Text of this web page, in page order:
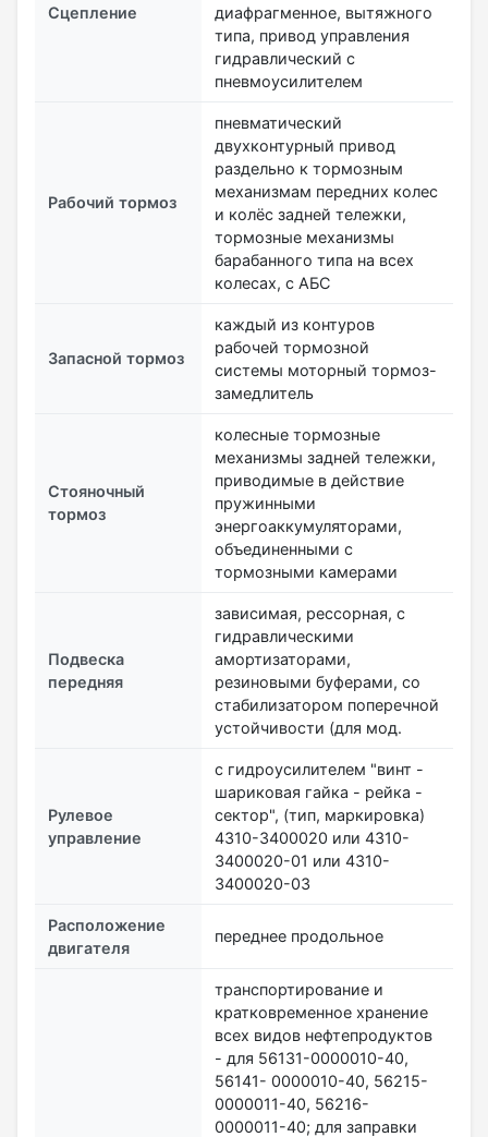
Сцепление
диафрагменное, вытяжного
типа, привод управления
гидравлический с
пневмоусилителем
Рабочий тормоз
пневматический
двухконтурный привод
раздельно к тормозным
механизмам передних колес
и колёс задней тележки,
тормозные механизмы
барабанного типа на всех
колесах, с АБС
Запасной тормоз
каждый из контуров
рабочей тормозной
системы моторный тормоз-
замедлитель
Стояночный
тормоз
колесные тормозные
механизмы задней тележки,
приводимые в действие
пружинными
энергоаккумуляторами,
объединенными с
тормозными камерами
Подвеска
передняя
зависимая, рессорная, с
гидравлическими
амортизаторами,
резиновыми буферами, со
стабилизатором поперечной
устойчивости (для мод.
Рулевое
управление
с гидроусилителем "винт -
шариковая гайка - рейка -
сектор", (тип, маркировка)
4310-3400020 или 4310-
3400020-01 или 4310-
3400020-03
Расположение
двигателя
переднее продольное
транспортирование и
кратковременное хранение
всех видов нефтепродуктов
- для 56131-0000010-40,
56141- 0000010-40, 56215-
0000011-40, 56216-
0000011-40; для заправки